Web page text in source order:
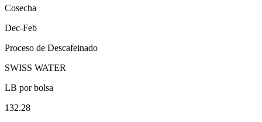
Cosecha
Dec-Feb
Proceso de Descafeinado
SWISS WATER
LB por bolsa
132.28